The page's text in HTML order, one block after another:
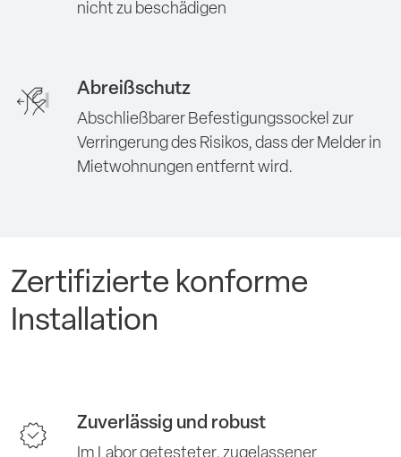
nicht zu beschädigen
Abreißschutz
Abschließbarer Befestigungssockel zur
Verringerung des Risikos, dass der Melder in
Mietwohnungen entfernt wird.
Zertifizierte konforme
Installation
Zuverlässig und robust